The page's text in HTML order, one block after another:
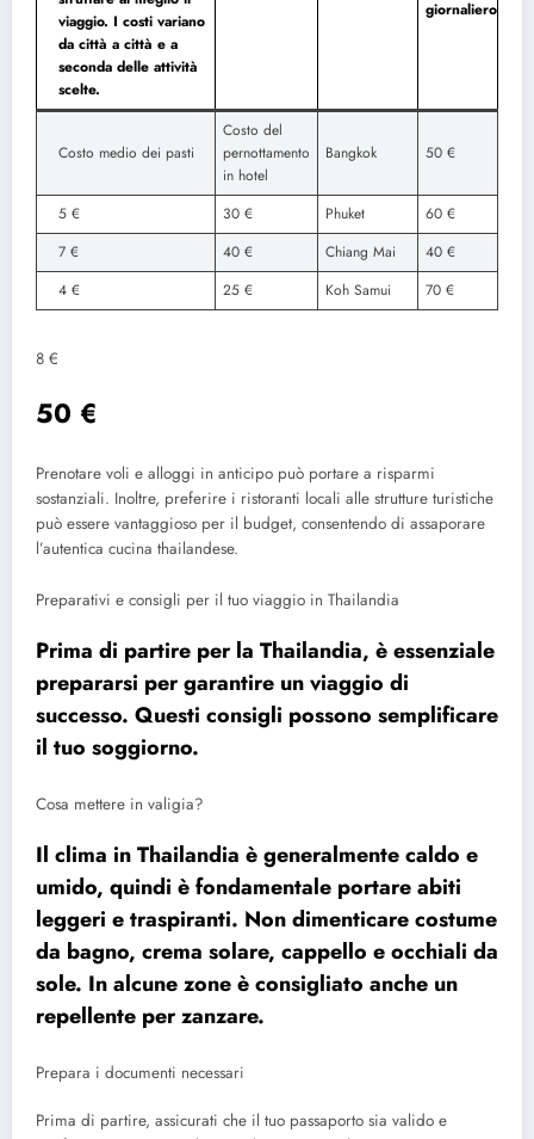
viaggio. I costi variano
da città a città e a
seconda delle attività
scelte.
giornaliero
Costo medio dei pasti
Costo del
pernottamento
in hotel
Bangkok 50 €
5 € 30 € Phuket
60 €
7 €
40 € Chiang Mai
40 €
4 €
25 € Koh Samui 70 €
8 €
50 €
Prenotare voli e alloggi in anticipo può portare a risparmi
sostanziali. Inoltre, preferire i ristoranti locali alle strutture turistiche
può essere vantaggioso per il budget, consentendo di assaporare
l’autentica cucina thailandese.
Preparativi e consigli per il tuo viaggio in Thailandia
Prima di partire per la Thailandia, è essenziale
prepararsi per garantire un viaggio di
successo. Questi consigli possono semplificare
il tuo soggiorno.
Cosa mettere in valigia?
Il clima in Thailandia è generalmente caldo e
umido, quindi è fondamentale portare abiti
leggeri e traspiranti. Non dimenticare costume
da bagno, crema solare, cappello e occhiali da
sole. In alcune zone è consigliato anche un
repellente per zanzare.
Prepara i documenti necessari
Prima di partire, assicurati che il tuo passaporto sia valido e